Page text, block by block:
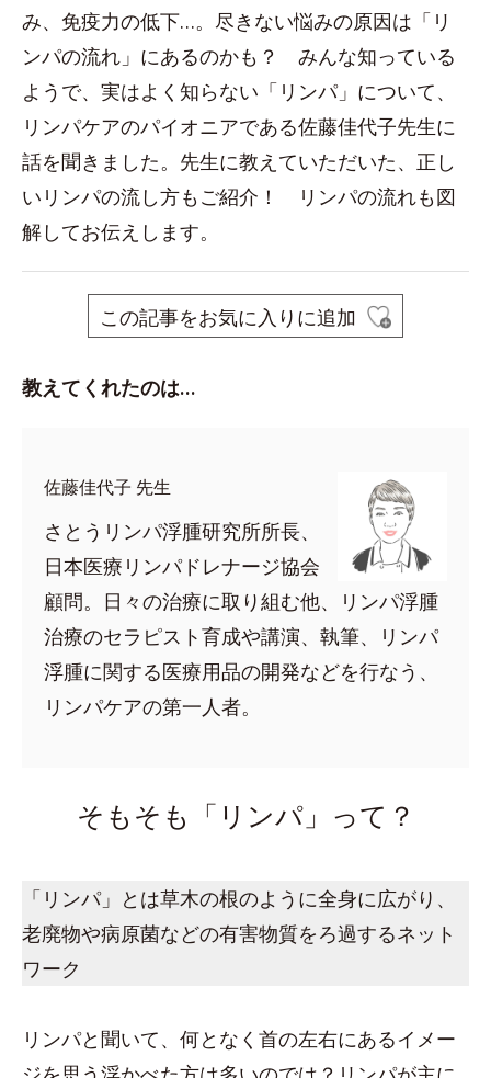
み、免疫力の低下…。尽きない悩みの原因は「リ
ンパの流れ」にあるのかも？ みんな知っている
ようで、実はよく知らない「リンパ」について、
リンパケアのパイオニアである佐藤佳代子先生に
話を聞きました。先生に教えていただいた、正し
いリンパの流し方もご紹介！ リンパの流れも図
解してお伝えします。
この記事をお気に入りに追加
教えてくれたのは…
佐藤佳代子 先生
さとうリンパ浮腫研究所所長、
日本医療リンパドレナージ協会
顧問。日々の治療に取り組む他、リンパ浮腫
治療のセラピスト育成や講演、執筆、リンパ
浮腫に関する医療用品の開発などを行なう、
リンパケアの第一人者。
そもそも「リンパ」って？
「リンパ」とは草木の根のように全身に広がり、
老廃物や病原菌などの有害物質をろ過するネット
ワーク
リンパと聞いて、何となく首の左右にあるイメー